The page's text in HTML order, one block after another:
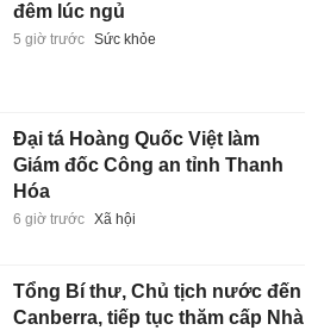
đêm lúc ngủ
5 giờ trước Sức khỏe
Đại tá Hoàng Quốc Việt làm
Giám đốc Công an tỉnh Thanh
Hóa
6 giờ trước Xã hội
Tổng Bí thư, Chủ tịch nước đến
Canberra, tiếp tục thăm cấp Nhà